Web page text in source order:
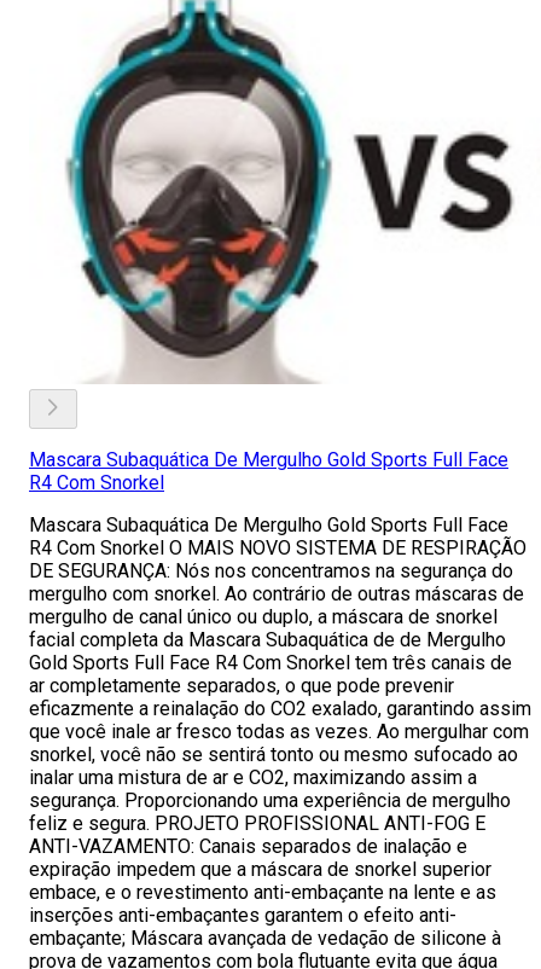
Mascara Subaquática De Mergulho Gold Sports Full Face
R4 Com Snorkel
Mascara Subaquática De Mergulho Gold Sports Full Face
R4 Com Snorkel O MAIS NOVO SISTEMA DE RESPIRAÇÃO
DE SEGURANÇA: Nós nos concentramos na segurança do
mergulho com snorkel. Ao contrário de outras máscaras de
mergulho de canal único ou duplo, a máscara de snorkel
facial completa da Mascara Subaquática de de Mergulho
Gold Sports Full Face R4 Com Snorkel tem três canais de
ar completamente separados, o que pode prevenir
eficazmente a reinalação do CO2 exalado, garantindo assim
que você inale ar fresco todas as vezes. Ao mergulhar com
snorkel, você não se sentirá tonto ou mesmo sufocado ao
inalar uma mistura de ar e CO2, maximizando assim a
segurança. Proporcionando uma experiência de mergulho
feliz e segura. PROJETO PROFISSIONAL ANTI-FOG E
ANTI-VAZAMENTO: Canais separados de inalação e
expiração impedem que a máscara de snorkel superior
embace, e o revestimento anti-embaçante na lente e as
inserções anti-embaçantes garantem o efeito anti-
embaçante; Máscara avançada de vedação de silicone à
prova de vazamentos com bola flutuante evita que água